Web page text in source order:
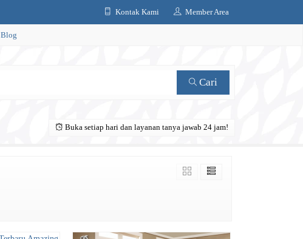
Kontak Kami Member Area
Blog
Cari
Buka setiap hari dan layanan tanya jawab 24 jam!